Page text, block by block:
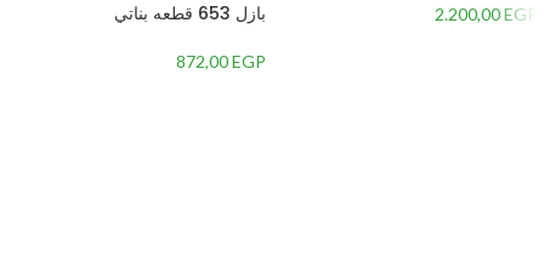
2.200,00EGP بازل 653 قطعه بناتي
872,00EGP